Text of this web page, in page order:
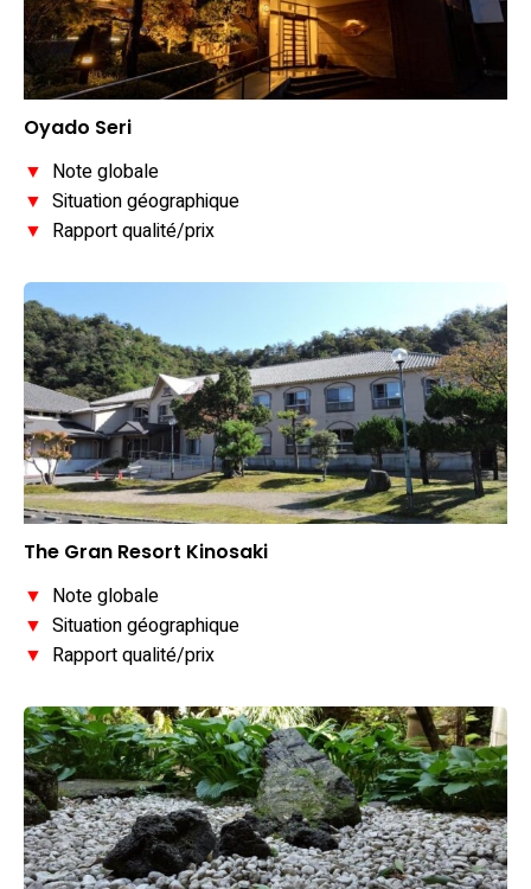
Oyado Seri
▼ Note globale
▼ Situation géographique
▼ Rapport qualité/prix
The Gran Resort Kinosaki
▼ Note globale
▼ Situation géographique
▼ Rapport qualité/prix